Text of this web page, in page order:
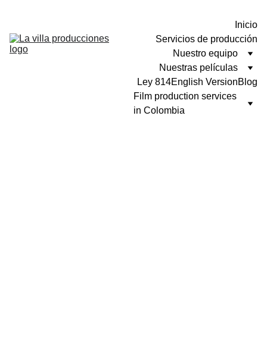
Inicio
Servicios de producción
Nuestro equipo
Nuestras películas
Ley 814English VersionBlog
Film production services
in Colombia